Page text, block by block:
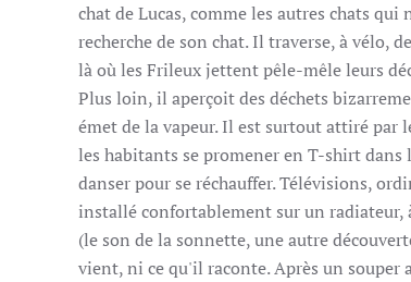
chat de Lucas, comme les autres chats
recherche de son chat. Il traverse, à vélo,
là où les Frileux jettent pêle-mêle leurs
Plus loin, il aperçoit des déchets
émet de la vapeur. Il est surtout attiré
les habitants se promener en T-shirt
danser pour se réchauffer. Télévisions,
installé confortablement sur un radiateur,
(le son de la sonnette, une autre
vient, ni ce qu'il raconte. Après un souper